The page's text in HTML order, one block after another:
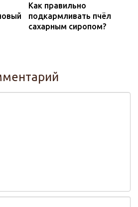
Как правильно
подкармливать пчёл
сахарным сиропом?